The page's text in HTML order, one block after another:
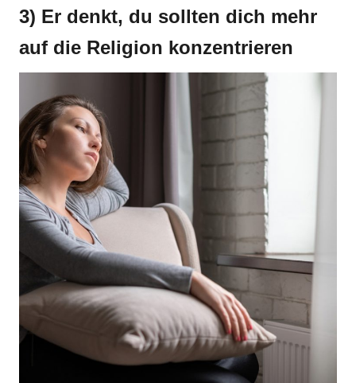
3) Er denkt, du sollten dich mehr
auf die Religion konzentrieren